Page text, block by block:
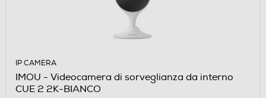
IP CAMERA
IMOU - Videocamera di sorveglianza da interno
CUE 2 2K-BIANCO